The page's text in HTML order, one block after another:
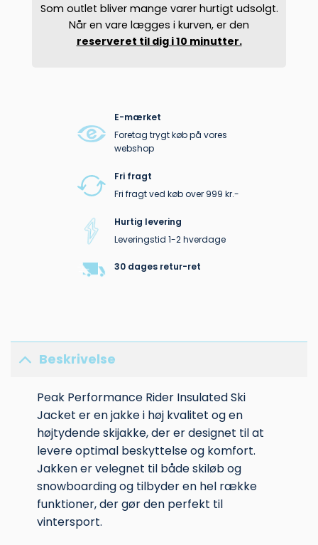
Som outlet bliver mange varer hurtigt udsolgt.
Når en vare lægges i kurven, er den
reserveret til dig i 10 minutter.
E-mærket
Foretag trygt køb på vores
webshop
Fri fragt
Fri fragt ved køb over 999 kr.-
Hurtig levering
Leveringstid 1-2 hverdage
30 dages retur-ret
Beskrivelse
Peak Performance Rider Insulated Ski
Jacket er en jakke i høj kvalitet og en
højtydende skijakke, der er designet til at
levere optimal beskyttelse og komfort.
Jakken er velegnet til både skiløb og
snowboarding og tilbyder en hel række
funktioner, der gør den perfekt til
vintersport.